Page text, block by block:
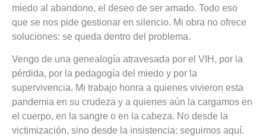
miedo al abandono, el deseo de ser amado. Todo eso
que se nos pide gestionar en silencio. Mi obra no ofrece
soluciones: se queda dentro del problema.
Vengo de una genealogía atravesada por el VIH, por la
pérdida, por la pedagogía del miedo y por la
supervivencia. Mi trabajo honra a quienes vivieron esta
pandemia en su crudeza y a quienes aún la cargamos en
el cuerpo, en la sangre o en la cabeza. No desde la
victimización, sino desde la insistencia: seguimos aquí.